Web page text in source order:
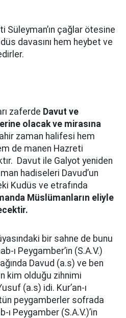
Süleyman’ın çağlar ötesine
davasını hem heybet ve
zaferde Davut ve
olacak ve mirasına
zaman halifesi hem
de manen Hazreti
Davut ile Galyot yeniden
hadiseleri Davud’un
Kudüs ve etrafında
Müslümanların eliyle
bir sahne de bunu
ı Peygamber’in (S.A.V.)
Davud (a.s) ve ben
kim olduğu zihnimi
(a.s) idi. Kur’an-ı
peygamberler sofrada
ı Peygamber (S.A.V.)’in